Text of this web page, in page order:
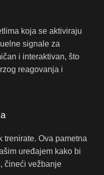
koja se aktiviraju
signale za
i interaktivan, što
reagovanja i
trenirate. Ova pametna
uređajem kako bi
čineći vežbanje